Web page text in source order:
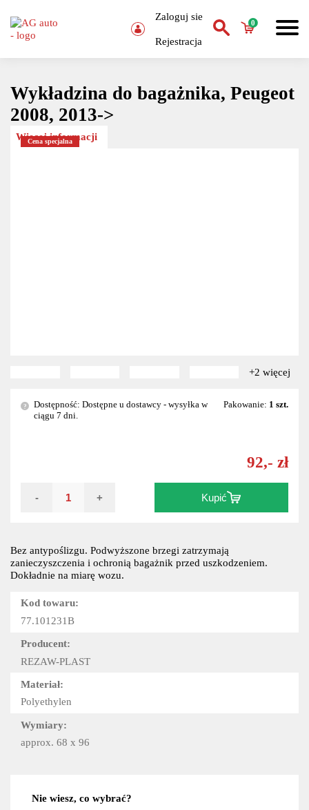
Zaloguj sie
Rejestracja
0
Wykładzina do bagażnika, Peugeot
2008, 2013->
Więcej informacji
Cena specjalna
+2 więcej
Bez antypoślizgu. Podwyższone brzegi zatrzymają
zanieczyszczenia i ochronią bagażnik przed uszkodzeniem.
Dokładnie na miarę wozu.
Kod towaru:
77.101231B
Producent:
REZAW-PLAST
Materiał:
Polyethylen
Wymiary:
approx. 68 x 96
?
Dostępność: Dostępne u dostawcy - wysyłka w
ciągu 7 dni.
Pakowanie: 1 szt.
92,- zł
- + Kupić
Nie wiesz, co wybrać?